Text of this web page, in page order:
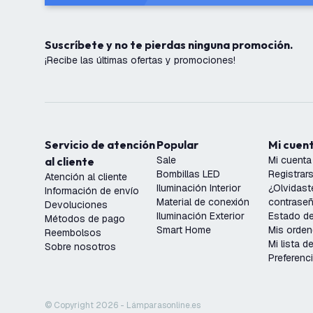
Suscríbete y no te pierdas ninguna promoción.
¡Recibe las últimas ofertas y promociones!
Servicio de atención
al cliente
Atención al cliente
Información de envío
Devoluciones
Métodos de pago
Reembolsos
Sobre nosotros
Popular
Sale
Bombillas LED
Iluminación Interior
Material de conexión
Iluminación Exterior
Smart Home
Mi
Mi cuenta
Estado
Mis
Mi lista
© Copyright 2026 - Lámparasonline.es